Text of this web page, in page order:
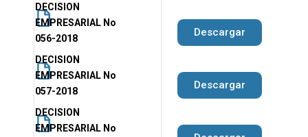
DECISION
EMPRESARIAL No
056-2018
Descargar
DECISION
EMPRESARIAL No
057-2018
Descargar
DECISION
EMPRESARIAL No